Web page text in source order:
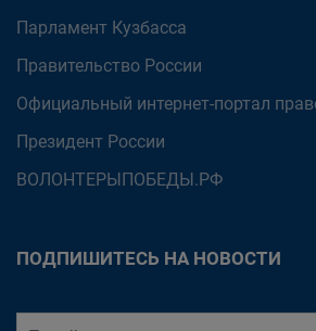
Парламент Кузбасса
Правительство России
Официальный интернет-портал
Президент России
ВОЛОНТЕРЫПОБЕДЫ.РФ
ПОДПИШИТЕСЬ НА НОВОСТИ